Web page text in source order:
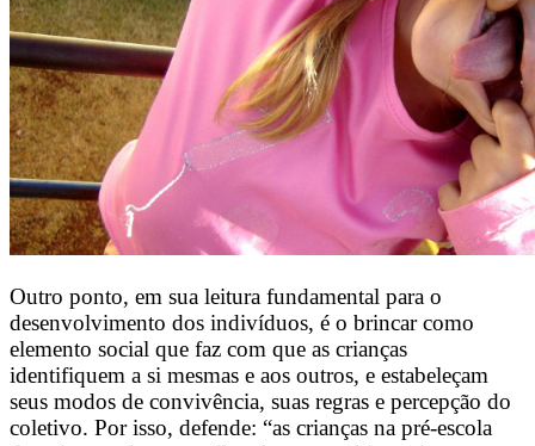
Outro ponto, em sua leitura fundamental para o
desenvolvimento dos indivíduos, é o brincar como
elemento social que faz com que as crianças
identifiquem a si mesmas e aos outros, e estabeleçam
seus modos de convivência, suas regras e percepção do
coletivo. Por isso, defende: “as crianças na pré-escola